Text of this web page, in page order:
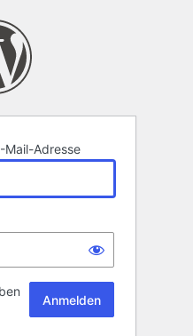
Mail-Adresse